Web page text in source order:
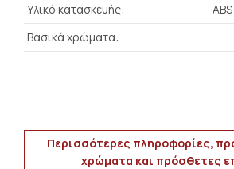
Υλικό κατασκευής:
Βασικά χρώματα:
Περισσότερες πληροφορίες,
χρώματα και πρόσθετες